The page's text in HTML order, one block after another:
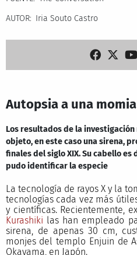
AUTOR
Iria Souto Castro
Autopsia a una
Los resultados de la
objeto, en este caso una sirena,
finales del siglo XIX. Su cabello es
pudo identificar la especie
La tecnología de rayos X y la
tecnologías cada vez más
y científicas. Recientemente,
Kurashiki las han empleado
sirena, de apenas 30 cm,
monjes del templo Enjuin de
Okayama, en Japón.